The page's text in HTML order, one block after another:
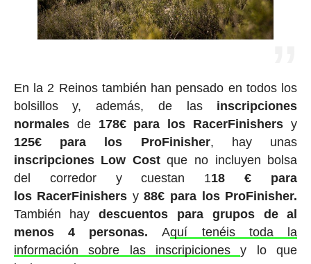
En la 2 Reinos también han pensado en todos los
bolsillos y, además, de las inscripciones
normalesde 178€ para los RacerFinishers y
125€ para los ProFinisher, hay unas
inscripciones Low Costque no incluyen bolsa
del corredor y cuestan 118 € para
los RacerFinishers y88€ para los ProFinisher.
También hay descuentos para grupos de al
menos 4 personas.Aquí tenéis toda la
información sobre las inscripicionesy lo que